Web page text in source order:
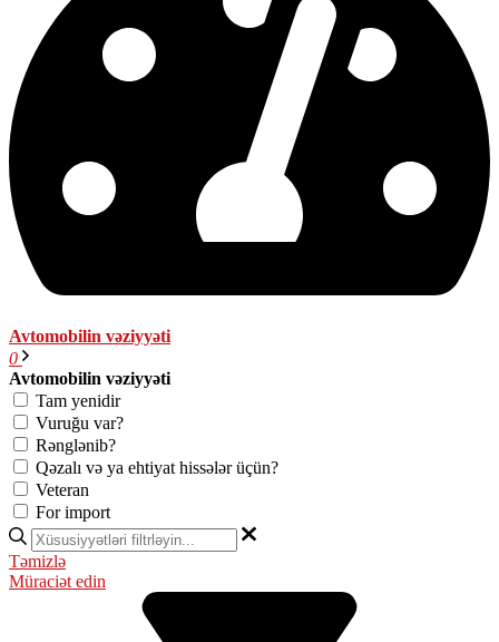
Avtomobilin vəziyyəti
0
Avtomobilin vəziyyəti
Tam yenidir
Vuruğu var?
Rənglənib?
Qəzalı və ya ehtiyat hissələr üçün?
Veteran
For import
Təmizlə
Müraciət edin